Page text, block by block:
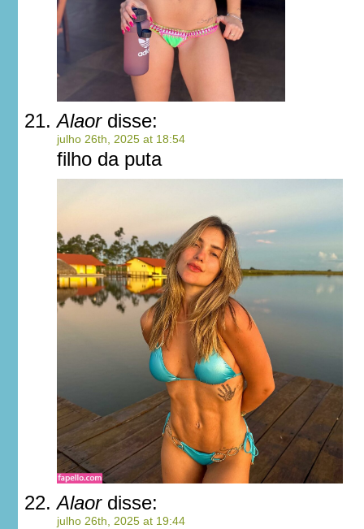
Alaordisse:
julho 26th, 2025 at 18:54
filho da puta
Alaordisse:
julho 26th, 2025 at 19:44